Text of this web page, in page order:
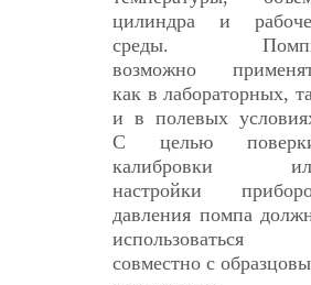
цилиндра и
среды.
возможно
как в лабораторных,
и в полевых
С целью
калибровки
настройки
давления помпа
использоваться
совместно с